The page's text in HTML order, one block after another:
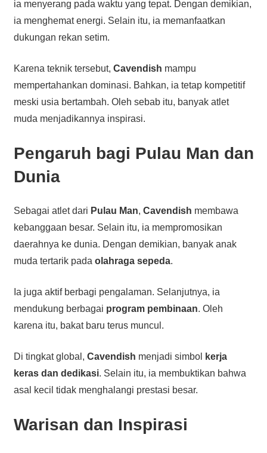
ia menyerang pada waktu yang tepat. Dengan demikian,
ia menghemat energi. Selain itu, ia memanfaatkan
dukungan rekan setim.
Karena teknik tersebut, Cavendish mampu
mempertahankan dominasi. Bahkan, ia tetap kompetitif
meski usia bertambah. Oleh sebab itu, banyak atlet
muda menjadikannya inspirasi.
Pengaruh bagi Pulau Man dan
Dunia
Sebagai atlet dari Pulau Man, Cavendish membawa
kebanggaan besar. Selain itu, ia mempromosikan
daerahnya ke dunia. Dengan demikian, banyak anak
muda tertarik pada olahraga sepeda.
Ia juga aktif berbagi pengalaman. Selanjutnya, ia
mendukung berbagai program pembinaan. Oleh
karena itu, bakat baru terus muncul.
Di tingkat global, Cavendish menjadi simbol
kerja
keras dan dedikasi. Selain itu, ia membuktikan bahwa
asal kecil tidak menghalangi prestasi besar.
Warisan dan Inspirasi